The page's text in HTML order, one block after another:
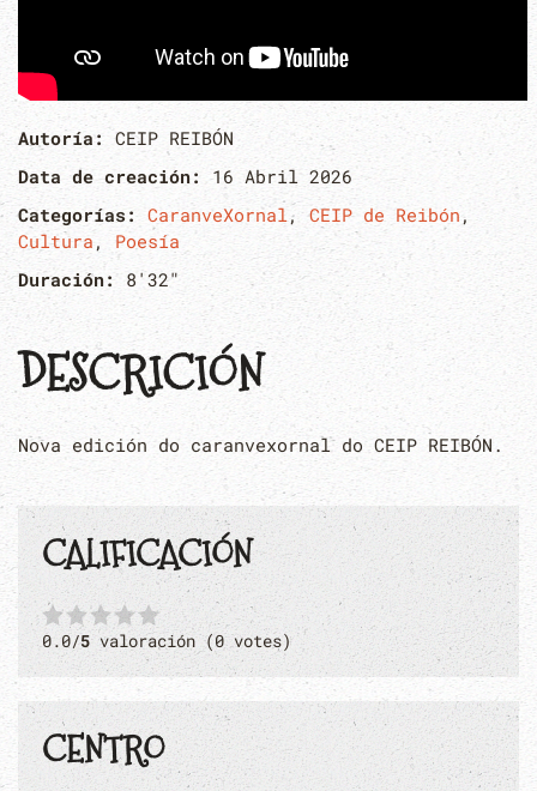
Autoría: CEIP REIBÓN
Data de creación:16 Abril 2026
Categorías: CaranveXornal,CEIP de Reibón ,
Cultura , Poesía
Duración: 8'32"
DESCRICIÓN
Nova edición do caranvexornal do CEIP REIBÓN.
CALIFICACIÓN
0.0/5valoración (0 votes)
CENTRO